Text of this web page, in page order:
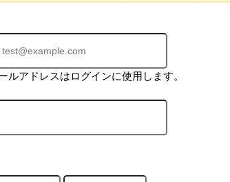
関 8代疾病保証付き住宅ローン
入間市 狭山市 富士見市
ム おうちパークグループの強み
ルアドレスはログインに使用します。